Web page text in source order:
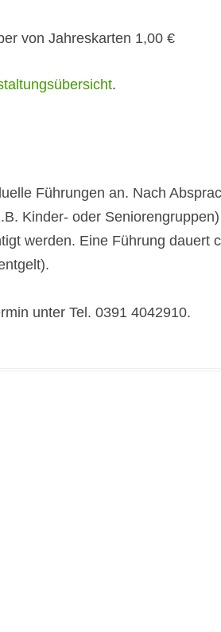
von Jahreskarten 1,00 €
.
Führungen an. Nach
Kinder- oder
werden. Eine Führung dauert
unter Tel. 0391 4042910.